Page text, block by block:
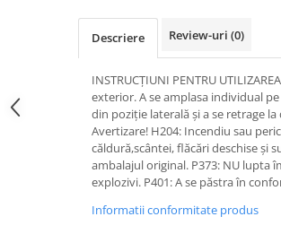
Descriere Review-uri (0)
INSTRUCȚIUNI PENTRU
exterior. A se amplasa individual
din poziție laterală și a se retrage la
Avertizare! H204: Incendiu sau
căldură,scântei, flăcări deschise și
ambalajul original. P373: NU lupta
explozivi. P401: A se păstra în
Informatii conformitate produs